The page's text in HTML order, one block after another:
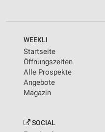
WEEKLI
Startseite
Öffnungszeiten
Alle Prospekte
Angebote
Magazin
SOCIAL